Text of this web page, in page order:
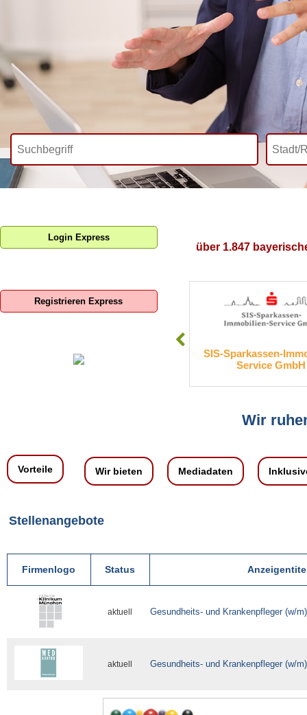
über 1.847
Deutschland GmbH
SIS-Sparkassen-Immobilien-
Service GmbH
Wir
Login Express
Registrieren Express
Vorteile Wir bieten Mediadaten
Stellenangebote
Firmenlogo Status
aktuell Gesundheits- und Krankenpfleger (w/m)
aktuell Gesundheits- und Krankenpfleger (w/m)